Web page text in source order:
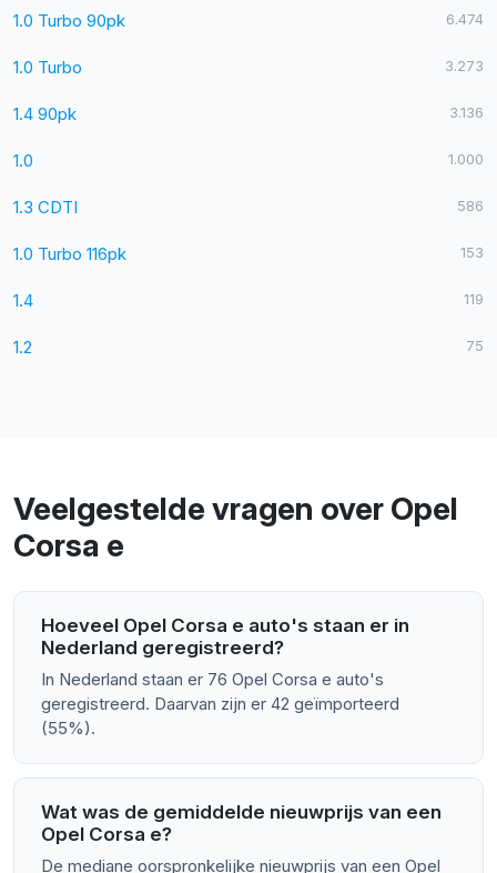
1.0 Turbo 90pk 6.474
1.0 Turbo 3.273
1.4 90pk 3.136
1.0 1.000
1.3 CDTI 586
1.0 Turbo 116pk 153
1.4 119
1.2 75
Veelgestelde vragen over Opel
Corsa e
Hoeveel Opel Corsa e auto's staan er in
Nederland geregistreerd?
In Nederland staan er 76 Opel Corsa e auto's
geregistreerd. Daarvan zijn er 42 geïmporteerd
(55%).
Wat was de gemiddelde nieuwprijs van een
Opel Corsa e?
De mediane oorspronkelijke nieuwprijs van een Opel